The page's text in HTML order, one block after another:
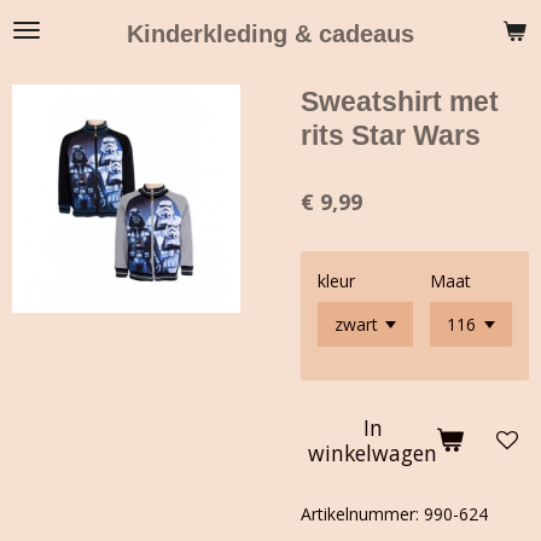
Ga
hoofdinhoud
Kinderkleding & cadeaus
Sweatshirt met
rits Star Wars
€ 9,99
kleur Maat
In
winkelwagen
Artikelnummer: 990-624